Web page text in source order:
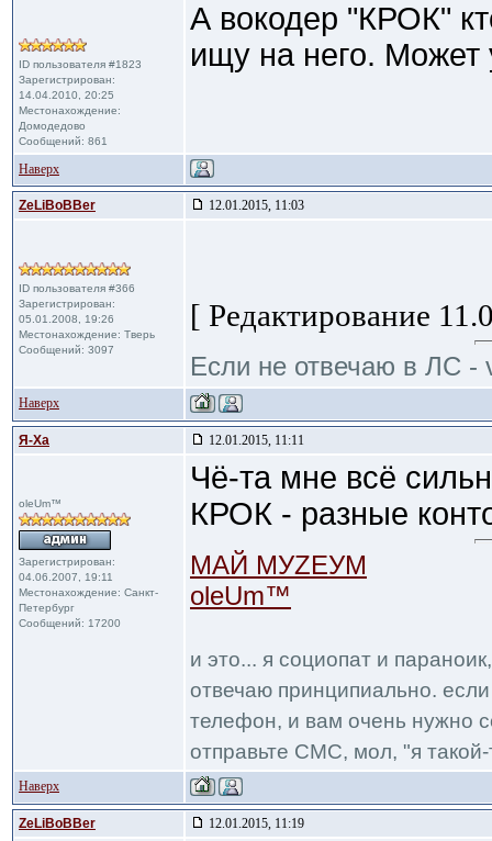
ID пользователя #1823
Зарегистрирован:
14.04.2010, 20:25
Местонахождение:
Домодедово
Сообщений: 861
А вокодер "КРОК"
ищу на него. Может
Наверх
ZeLiBoBBer 12.01.2015, 11:03
ID пользователя #366
Зарегистрирован:
05.01.2008, 19:26
Местонахождение: Тверь
Сообщений: 3097
[ Редактирование
Если не отвечаю в ЛС -
Наверх
Я-Ха 12.01.2015, 11:11
oleUm™
Зарегистрирован:
04.06.2007, 19:11
Местонахождение: Санкт-
Петербург
Сообщений: 17200
Чё-та мне всё
КРОК - разные
МАЙ МУZЕУМ
oleUm™
и это... я социопат и
отвечаю принципиально.
телефон, и вам очень нужно
отправьте СМС, мол, "я такой-
Наверх
ZeLiBoBBer 12.01.2015, 11:19